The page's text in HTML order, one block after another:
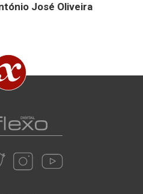
José Oliveira